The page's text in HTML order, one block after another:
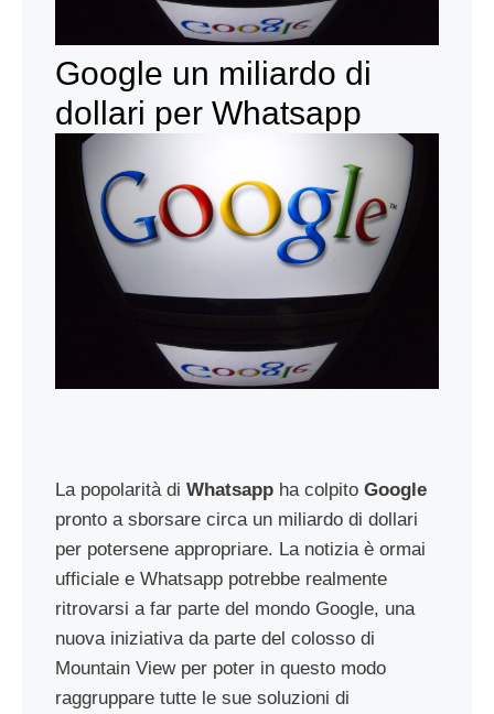
Google un miliardo di
dollari per Whatsapp
La popolarità di Whatsapp ha colpito Google
pronto a sborsare circa un miliardo di dollari
per potersene appropriare. La notizia è ormai
ufficiale e Whatsapp potrebbe realmente
ritrovarsi a far parte del mondo Google, una
nuova iniziativa da parte del colosso di
Mountain View per poter in questo modo
raggruppare tutte le sue soluzioni di